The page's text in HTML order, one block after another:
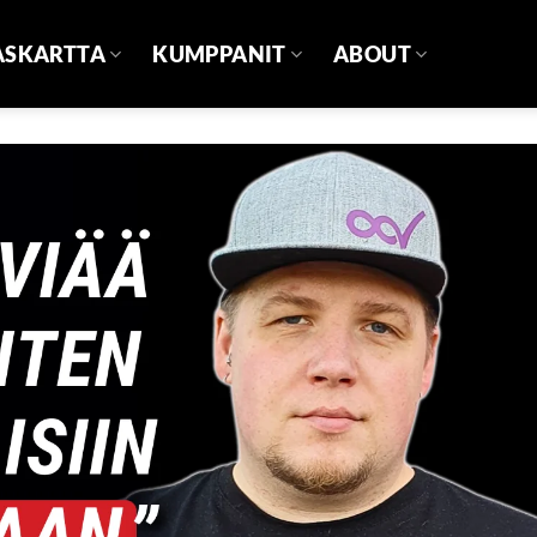
KUMPPANIT ABOUT